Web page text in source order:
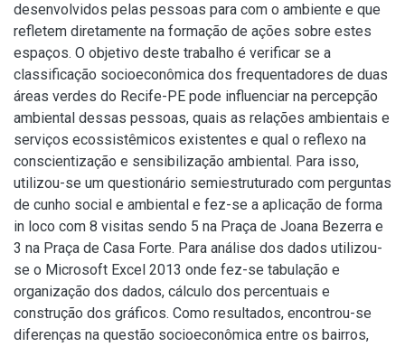
desenvolvidos pelas pessoas para com o ambiente e que
refletem diretamente na formação de ações sobre estes
espaços. O objetivo deste trabalho é verificar se a
classificação socioeconômica dos frequentadores de duas
áreas verdes do Recife-PE pode influenciar na percepção
ambiental dessas pessoas, quais as relações ambientais e
serviços ecossistêmicos existentes e qual o reflexo na
conscientização e sensibilização ambiental. Para isso,
utilizou-se um questionário semiestruturado com perguntas
de cunho social e ambiental e fez-se a aplicação de forma
in loco com 8 visitas sendo 5 na Praça de Joana Bezerra e
3 na Praça de Casa Forte. Para análise dos dados utilizou-
se o Microsoft Excel 2013 onde fez-se tabulação e
organização dos dados, cálculo dos percentuais e
construção dos gráficos. Como resultados, encontrou-se
diferenças na questão socioeconômica entre os bairros,